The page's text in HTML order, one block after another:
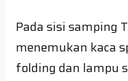
Pada sisi samping
menemukan kaca
folding dan lampu